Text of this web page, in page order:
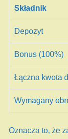
Składnik
Depozyt
Bonus (100%)
Łączna kwota
Wymagany
Oznacza to, że